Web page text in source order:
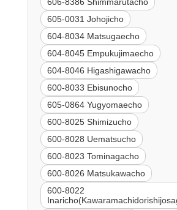
605-0031 Johojicho
604-8034 Matsugaecho
604-8045 Empukujimaecho
604-8046 Higashigawacho
600-8033 Ebisunocho
605-0864 Yugyomaecho
600-8025 Shimizucho
600-8028 Uematsucho
600-8023 Tominagacho
600-8026 Matsukawacho
600-8022